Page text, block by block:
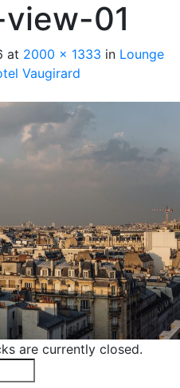
01
at 2000 × 1333 in Lounge
Vaugirard
are currently closed.